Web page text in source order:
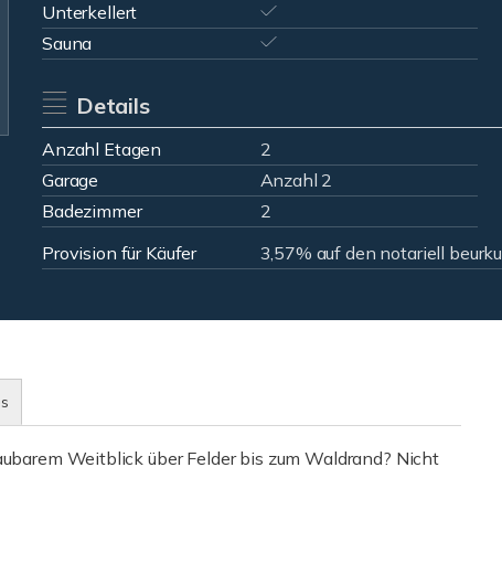
Unterkellert
Sauna
Details
Anzahl Etagen 2
Garage
Anzahl 2
Badezimmer
2
Provision für Käufer
3,57% auf den notariell
Weitblick über Felder bis zum Waldrand? Nicht